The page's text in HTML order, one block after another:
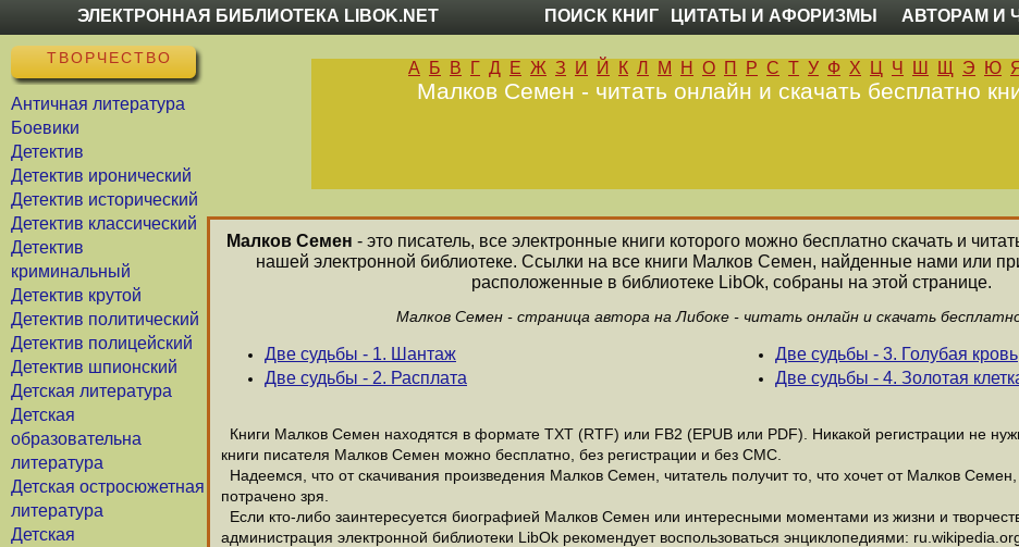
ЭЛЕКТРОННАЯ БИБЛИОТЕКА LIBOK.NET ПОИСК КНИГ ЦИТАТЫ И АФОРИЗМЫ АВТОРАМ И
ТВОРЧЕСТВО
Античная литература
Боевики
Детектив
Детектив иронический
Детектив исторический
Детектив классический
Детектив
криминальный
Детектив крутой
Детектив политический
Детектив полицейский
Детектив шпионский
Детская литература
Детская
образовательна
литература
Детская остросюжетная
литература
Детская
А Б В Г Д Е Ж З И Й К Л М Н О П Р С Т У Ф Х Ц Ч Ш Щ Э Ю Я
Малков Семен - читать онлайн и скачать бесплатно
Малков Семен - это писатель, все электронные книги которого можно бесплатно скачать и
нашей электронной библиотеке. Ссылки на все книги Малков Семен, найденные нами или
расположенные в библиотеке LibOk, собраны на этой странице.
Малков Семен - страница автора на Либоке - читать онлайн и скачать
Две судьбы - 1. Шантаж
Две судьбы - 2. Расплата
Две судьбы - 3. Голубая кровь
Две судьбы - 4. Золотая
Книги Малков Семен находятся в формате ТХТ (RTF) или FB2 (EPUB или PDF). Никакой регистрации не
книги писателя Малков Семен можно бесплатно, без регистрации и без СМС.
Надеемся, что от скачивания произведения Малков Семен, читатель получит то, что хочет от Малков
потрачено зря.
Если кто-либо заинтересуется биографией Малков Семен или интересными моментами из жизни и
администрация электронной библиотеки LibOk рекомендует воспользоваться энциклопедиями: